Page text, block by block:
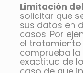
Limitación
solicitar que
sus datos en
casos. Por
el
comprueba
exactitud de